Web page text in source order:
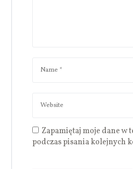
Zapamiętaj moje dane w
podczas pisania kolejnych